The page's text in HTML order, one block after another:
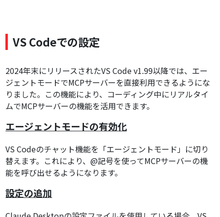
VS Codeでの設定
2024年末にリリースされたVS Code v1.99以降では、エー
ジェントモードでMCPサーバーを直接利用できるようにな
りました。この機能により、コーディング中にリアルタイ
ムでMCPサーバーの機能を活用できます。
エージェントモードの有効化
VS Codeのチャット機能を「エージェントモード」に切り
替えます。これにより、@記号を使ってMCPサーバーの機
能を呼び出せるようになります。
設定の追加